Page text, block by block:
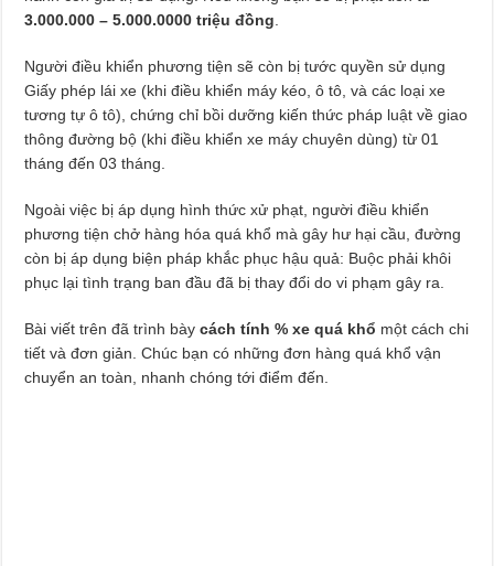
3.000.000 – 5.000.0000 triệu đồng.
Người điều khiển phương tiện sẽ còn bị tước quyền sử dụng
Giấy phép lái xe (khi điều khiển máy kéo, ô tô, và các loại xe
tương tự ô tô), chứng chỉ bồi dưỡng kiến thức pháp luật về giao
thông đường bộ (khi điều khiển xe máy chuyên dùng) từ 01
tháng đến 03 tháng.
Ngoài việc bị áp dụng hình thức xử phạt, người điều khiển
phương tiện chở hàng hóa quá khổ mà gây hư hại cầu, đường
còn bị áp dụng biện pháp khắc phục hậu quả: Buộc phải khôi
phục lại tình trạng ban đầu đã bị thay đổi do vi phạm gây ra.
Bài viết trên đã trình bàycách tính % xe quá khổ một cách chi
tiết và đơn giản. Chúc bạn có những đơn hàng quá khổ vận
chuyển an toàn, nhanh chóng tới điểm đến.